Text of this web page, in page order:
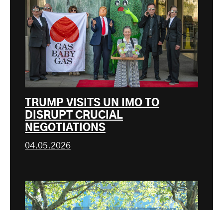
TRUMP VISITS UN IMO TO
DISRUPT CRUCIAL
NEGOTIATIONS
04.05.2026